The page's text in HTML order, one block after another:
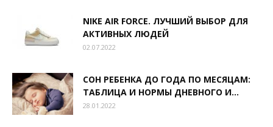
NIKE AIR FORCE. ЛУЧШИЙ ВЫБОР ДЛЯ
АКТИВНЫХ ЛЮДЕЙ
02.07.2022
СОН РЕБЕНКА ДО ГОДА ПО МЕСЯЦАМ:
ТАБЛИЦА И НОРМЫ ДНЕВНОГО И...
28.01.2022